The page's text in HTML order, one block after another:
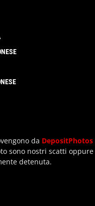
da DepositPhotos
sono nostri scatti
detenuta.